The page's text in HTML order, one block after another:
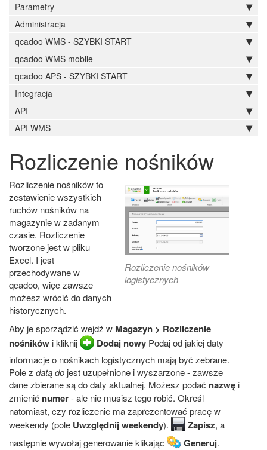
Parametry
Administracja
qcadoo WMS - SZYBKI START
qcadoo WMS mobile
qcadoo APS - SZYBKI START
Integracja
API
API WMS
Rozliczenie nośników
Rozliczenie nośników
logistycznych
Rozliczenie nośników to
zestawienie wszystkich
ruchów nośników na
magazynie w zadanym
czasie. Rozliczenie
tworzone jest w pliku
Excel. I jest
przechodywane w
qcadoo, więc zawsze
możesz wrócić do danych
historycznych.
Aby je sporządzić wejdź w Magazyn > Rozliczenie
nośników i kliknij Dodaj nowy Podaj od jakiej daty
informacje o nośnikach logistycznych mają być zebrane.
Pole z datą do jest uzupełnione i wyszarzone - zawsze
dane zbierane są do daty aktualnej. Możesz podać nazwę i
zmienić numer- ale nie musisz tego robić. Określ
natomiast, czy rozliczenie ma zaprezentować pracę w
weekendy (pole Uwzględnij weekendy). Zapisz, a
następnie wywołaj generowanie klikając
Generuj.